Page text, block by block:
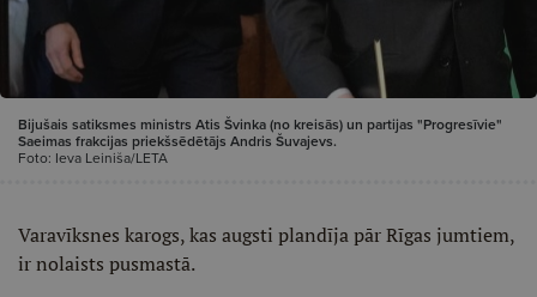
Bijušais satiksmes ministrs Atis Švinka (no kreisās) un partijas "Progresīvie"
Saeimas frakcijas priekšsēdētājs Andris Šuvajevs.
Foto: Ieva Leiniša/LETA
Varavīksnes karogs, kas augsti plandīja pār Rīgas jumtiem,
ir nolaists pusmastā.